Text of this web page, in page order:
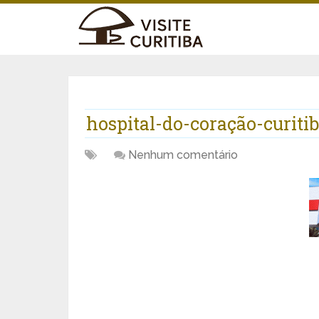
hospital-do-coração-
Nenhum comentário